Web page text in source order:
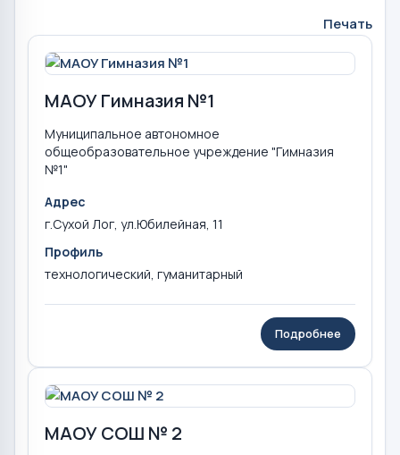
Печать
МАОУ Гимназия №1
Муниципальное автономное
общеобразовательное учреждение "Гимназия
№1"
Адрес
г.Сухой Лог, ул.Юбилейная, 11
Профиль
технологический, гуманитарный
Подробнее
МАОУ СОШ № 2